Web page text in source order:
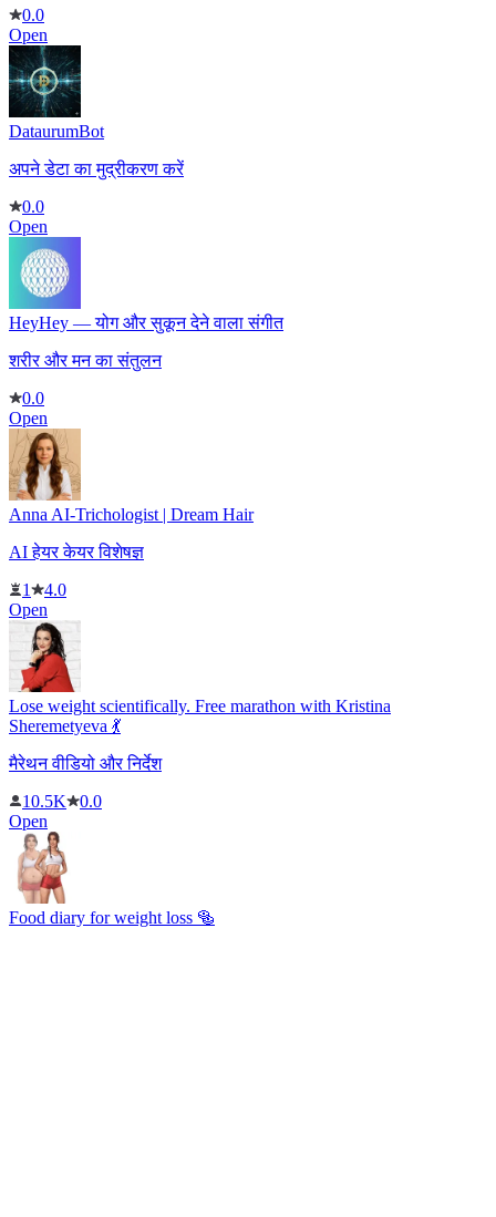
0.0
Open
DataurumBot
अपने डेटा का मुद्रीकरण करें
0.0
Open
HeyHey — योग और सुकून देने वाला संगीत
शरीर और मन का संतुलन
0.0
Open
Anna AI-Trichologist | Dream Hair
AI हेयर केयर विशेषज्ञ
1
4.0
Open
Lose weight scientifically. Free marathon with Kristina
Sheremetyeva 💃
मैरेथन वीडियो और निर्देश
10.5K
0.0
Open
Food diary for weight loss 🥯